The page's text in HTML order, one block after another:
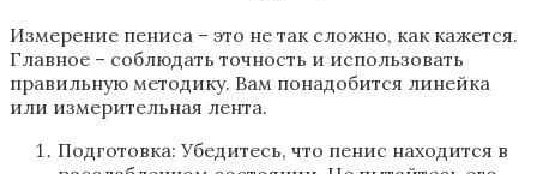
Измерение пениса – это не так сложно, как кажется.
Главное – соблюдать точность и использовать
правильную методику. Вам понадобится линейка
или измерительная лента.
Подготовка: Убедитесь, что пенис находится в